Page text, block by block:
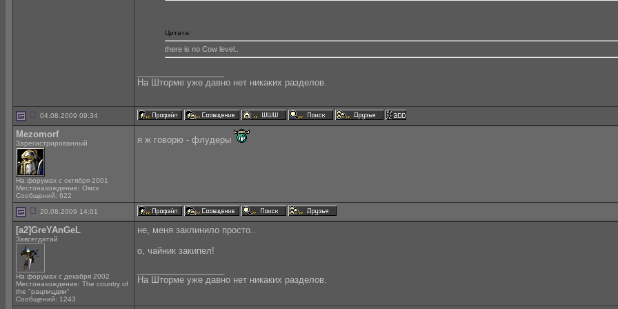
Цитата:
there is no Cow level..
На Шторме уже давно нет никаких разделов.
04.08.2009 09:34
Mezomorf
Зарегистрированный
На форумах с октября 2001
Местонахождение: Омск
Сообщений: 622
я ж говорю - флудеры
20.08.2009 14:01
[a2]GreYAnGeL
Завсегдатай
На форумах с декабря 2002
Местонахождение: The country of
the "рацпицдяи"
Сообщений: 1243
не, меня заклинило просто..
о, чайник закипел!
На Шторме уже давно нет никаких разделов.